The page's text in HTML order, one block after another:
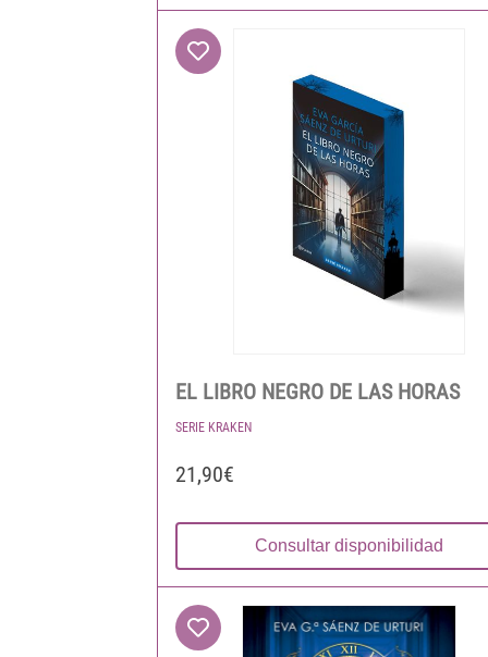
EL LIBRO NEGRO DE LAS HORAS
SERIE KRAKEN
21,90€
Consultar disponibilidad